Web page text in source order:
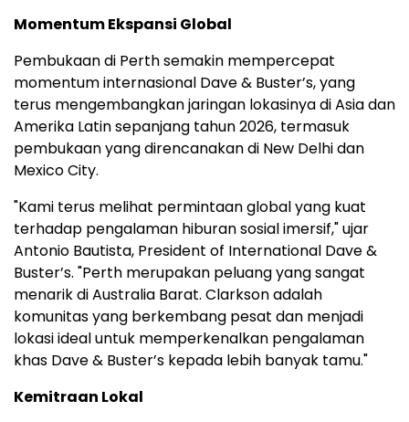
Momentum Ekspansi Global
Pembukaan di Perth semakin mempercepat
momentum internasional Dave & Buster’s, yang
terus mengembangkan jaringan lokasinya di Asia dan
Amerika Latin sepanjang tahun 2026, termasuk
pembukaan yang direncanakan di New Delhi dan
Mexico City.
"Kami terus melihat permintaan global yang kuat
terhadap pengalaman hiburan sosial imersif," ujar
Antonio Bautista, President of International Dave &
Buster’s. "Perth merupakan peluang yang sangat
menarik di Australia Barat. Clarkson adalah
komunitas yang berkembang pesat dan menjadi
lokasi ideal untuk memperkenalkan pengalaman
khas Dave & Buster’s kepada lebih banyak tamu."
Kemitraan Lokal